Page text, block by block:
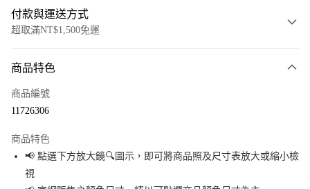
付款與運送方式
超取滿NT$1,500免運
信用卡一次付款
Apple Pay
街口支付
商品特色
商品編號
11726306
商品特色
📢 點選下方放大鏡🔍圖示，即可將商品照及尺寸表放大或縮小檢
視